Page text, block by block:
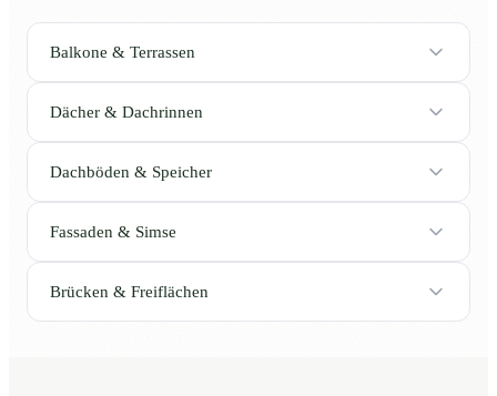
Balkone & Terrassen
Dächer & Dachrinnen
Dachböden & Speicher
Fassaden & Simse
Brücken & Freiflächen